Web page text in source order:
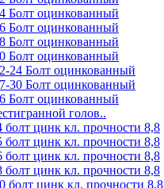
Болт оцинкованный
Болт оцинкованный
Болт оцинкованный
Болт оцинкованный
24 Болт оцинкованный
30 Болт оцинкованный
Болт оцинкованный
голов..
цинк кл. прочности 8,8
цинк кл. прочности 8,8
цинк кл. прочности 8,8
цинк кл. прочности 8,8
болт цинк кл. прочности 8,8